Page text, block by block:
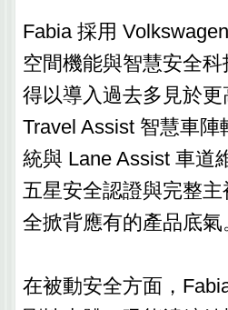
Fabia 採用
空間機能與智慧安全
得以導入過去多見於
Travel Assist 智慧車
統與 Lane Assist 車道
五星安全認證與完整
全掀背應有的產品底氣
在被動安全方面，